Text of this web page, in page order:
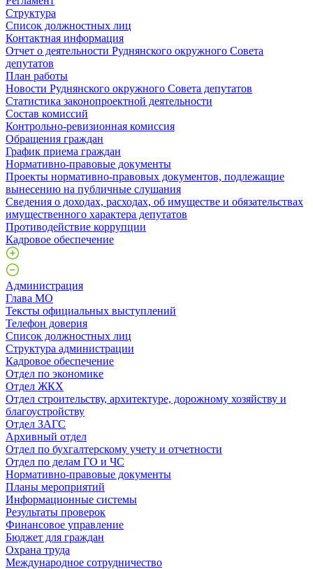
Структура
Список должностных лиц
Контактная информация
Отчет о деятельности Руднянского окружного Совета
депутатов
План работы
Новости Руднянского окружного Совета депутатов
Статистика законопроектной деятельности
Состав комиссий
Контрольно-ревизионная комиссия
Обращения граждан
График приема граждан
Нормативно-правовые документы
Проекты нормативно-правовых документов, подлежащие
вынесению на публичные слушания
Сведения о доходах, расходах, об имуществе и обязательствах
имущественного характера депутатов
Противодействие коррупции
Кадровое обеспечение
Администрация
Глава МО
Тексты официальных выступлений
Телефон доверия
Список должностных лиц
Структура администрации
Кадровое обеспечение
Отдел по экономике
Отдел ЖКХ
Отдел строительству, архитектуре, дорожному хозяйству и
благоустройству
Отдел ЗАГС
Архивный отдел
Отдел по бухгалтерскому учету и отчетности
Отдел по делам ГО и ЧС
Нормативно-правовые документы
Планы мероприятий
Информационные системы
Результаты проверок
Финансовое управление
Бюджет для граждан
Охрана труда
Международное сотрудничество